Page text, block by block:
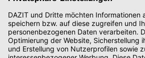
Folge uns
Zahlungsarten